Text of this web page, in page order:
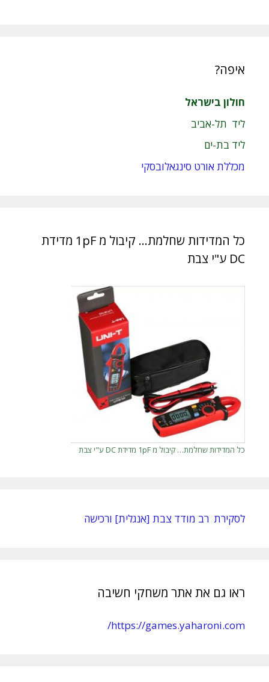
איפה?
חולון בישראל
ליד תל-אביב
ליד בת-ים
מכללת אורט סינגאלובסקי
כל המדידות שחלמת… קיבול מ 1pF מדידת
DC ע"י צבת
כל המדידות שחלמת… קיבול מ 1pF מדידת DC ע"י צבת
לסקירת רב מודד צבת [אנגלית] ורכישה
ראו גם את אתר משחקי חשיבה
https://games.yaharoni.com/